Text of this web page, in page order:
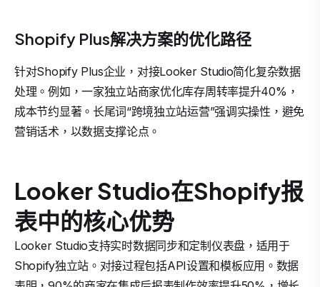
Shopify Plus解决方案的优化路径
针对Shopify Plus企业，对接Looker Studio简化复杂数据
处理。例如，一家独立站商家优化库存周转率提升40%，
成本节约显著。长尾词“跨境独立站运营”强调实操性，避免
营销话术，以数据支撑论点。
Looker Studio在Shopify报
表中的核心优势
Looker Studio支持实时数据同步和定制仪表盘，适用于
Shopify独立站。对接过程包括API设置和模板应用。数据